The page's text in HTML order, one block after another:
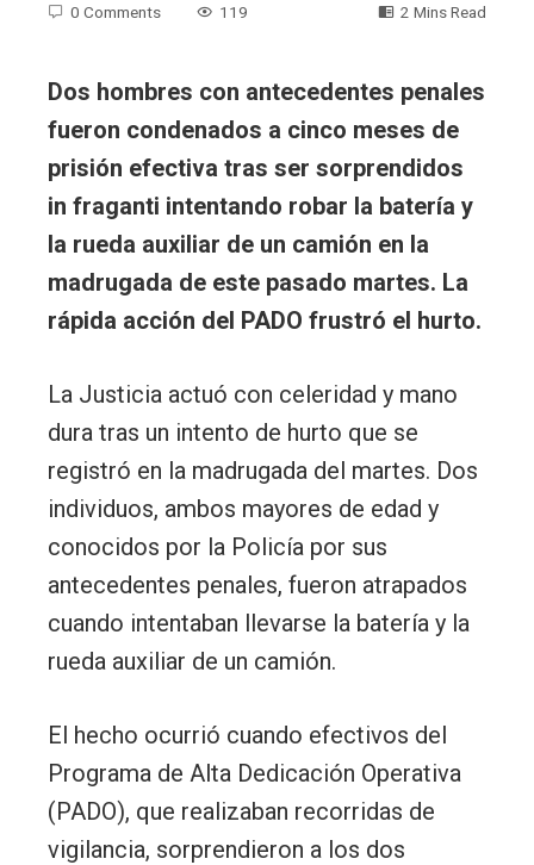
0 Comments
119 2 Mins Read
Dos hombres con antecedentes penales
fueron condenados a cinco meses de
prisión efectiva tras ser sorprendidos
in fraganti intentando robar la batería y
la rueda auxiliar de un camión en la
madrugada de este pasado martes. La
rápida acción del PADO frustró el hurto.
La Justicia actuó con celeridad y mano
dura tras un intento de hurto que se
registró en la madrugada del martes. Dos
individuos, ambos mayores de edad y
conocidos por la Policía por sus
antecedentes penales, fueron atrapados
cuando intentaban llevarse la batería y la
rueda auxiliar de un camión.
El hecho ocurrió cuando efectivos del
Programa de Alta Dedicación Operativa
(PADO), que realizaban recorridas de
vigilancia, sorprendieron a los dos